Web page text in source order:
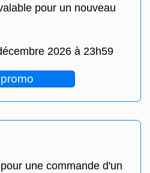
pour un nouveau
2026 à 23h59
une commande d'un